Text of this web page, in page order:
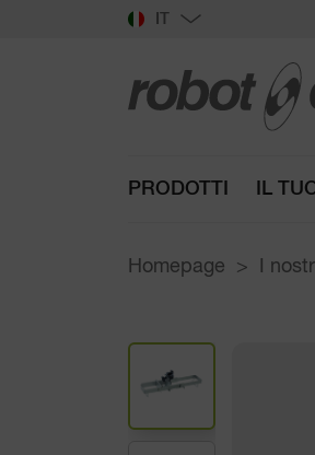
IT
PRODOTTI IL
Homepage I